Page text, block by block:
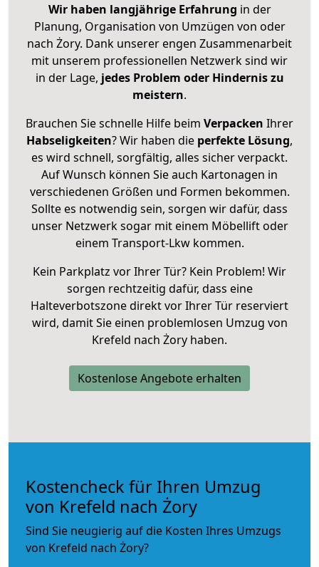
Wir haben langjährige Erfahrung in der
Planung, Organisation von Umzügen von oder
nach Żory. Dank unserer engen Zusammenarbeit
mit unserem professionellen Netzwerk sind wir
in der Lage, jedes Problem oder Hindernis zu
meistern.
Brauchen Sie schnelle Hilfe beim Verpacken Ihrer
Habseligkeiten? Wir haben die perfekte Lösung,
es wird schnell, sorgfältig, alles sicher verpackt.
Auf Wunsch können Sie auch Kartonagen in
verschiedenen Größen und Formen bekommen.
Sollte es notwendig sein, sorgen wir dafür, dass
unser Netzwerk sogar mit einem Möbellift oder
einem Transport-Lkw kommen.
Kein Parkplatz vor Ihrer Tür? Kein Problem! Wir
sorgen rechtzeitig dafür, dass eine
Halteverbotszone direkt vor Ihrer Tür reserviert
wird, damit Sie einen problemlosen Umzug von
Krefeld nach Żory haben.
Kostenlose Angebote erhalten
Kostencheck für Ihren Umzug
von Krefeld nach Żory
Sind Sie neugierig auf die Kosten Ihres Umzugs
von Krefeld nach Żory?